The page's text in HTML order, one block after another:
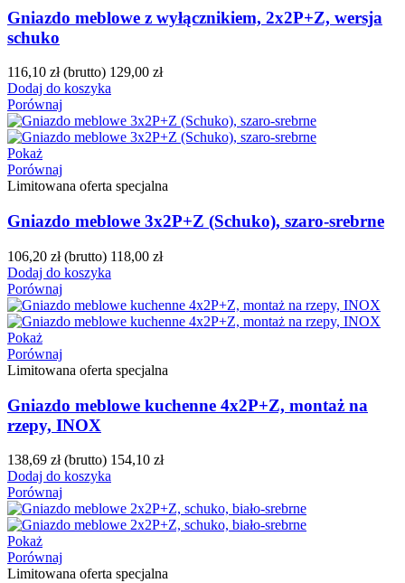
Gniazdo meblowe z wyłącznikiem, 2x2P+Z, wersja
schuko
116,10 zł (brutto) 129,00 zł
Dodaj do koszyka
Porównaj
Pokaż
Porównaj
Limitowana oferta specjalna
Gniazdo meblowe 3x2P+Z (Schuko), szaro-srebrne
106,20 zł (brutto) 118,00 zł
Dodaj do koszyka
Porównaj
Pokaż
Porównaj
Limitowana oferta specjalna
Gniazdo meblowe kuchenne 4x2P+Z, montaż na
rzepy, INOX
138,69 zł (brutto) 154,10 zł
Dodaj do koszyka
Porównaj
Pokaż
Porównaj
Limitowana oferta specjalna